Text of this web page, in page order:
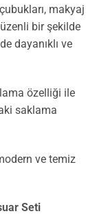
makyaj
bir şekilde
dayanıklı ve
özelliği ile
saklama
ve temiz
Seti